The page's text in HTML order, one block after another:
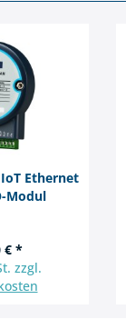
IoT Ethernet
Modul
€ *
zzgl.